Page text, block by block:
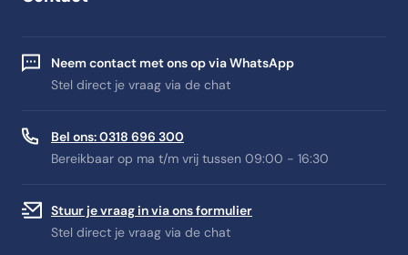
Neem contact met ons op via WhatsApp
Stel direct je vraag via de chat
Bel ons: 0318 696 300
Bereikbaar op ma t/m vrij tussen 09:00 - 16:30
Stuur je vraag in via ons formulier
Stel direct je vraag via de chat